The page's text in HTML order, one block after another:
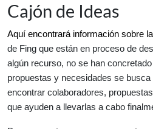
Cajón de Ideas
de Fing que están en proceso de
algún recurso, no se han
propuestas y necesidades se
encontrar colaboradores,
que ayuden a llevarlas a cabo